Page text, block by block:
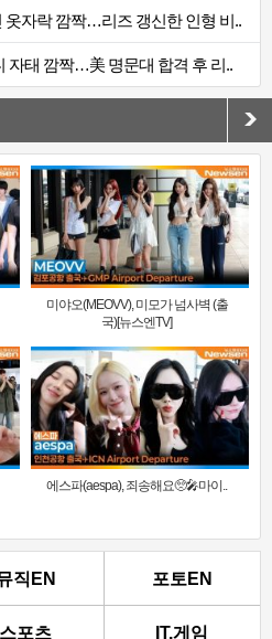
옷자락 깜짝…리즈 갱신한 인형 비..
자태 깜짝…美 명문대 합격 후 리..
미야오(MEOVV), 미모가 넘사벽 (출
국)[뉴스엔TV]
에스파(aespa), 죄송해요🥺🎤마이..
직EN 포토EN
스포츠 IT.게임